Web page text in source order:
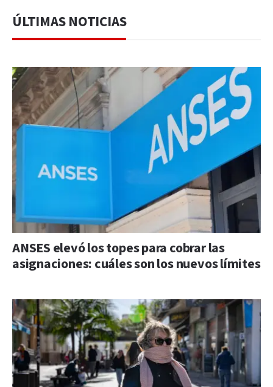
ÚLTIMAS NOTICIAS
ANSES elevó los topes para cobrar las
asignaciones: cuáles son los nuevos límites